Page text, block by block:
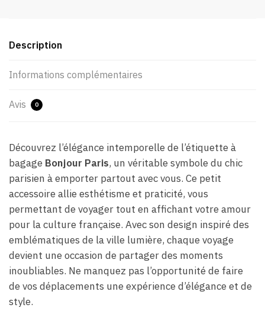
Description
Informations complémentaires
Avis 0
Découvrez l’élégance intemporelle de l’étiquette à
bagage Bonjour Paris, un véritable symbole du chic
parisien à emporter partout avec vous. Ce petit
accessoire allie esthétisme et praticité, vous
permettant de voyager tout en affichant votre amour
pour la culture française. Avec son design inspiré des
emblématiques de la ville lumière, chaque voyage
devient une occasion de partager des moments
inoubliables. Ne manquez pas l’opportunité de faire
de vos déplacements une expérience d’élégance et de
style.